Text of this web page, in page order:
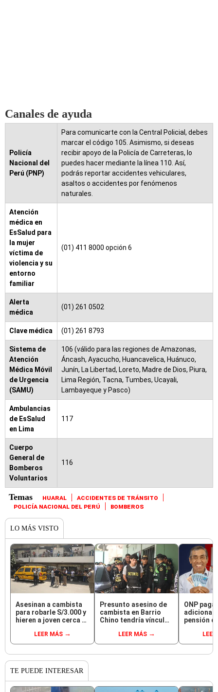
Canales de ayuda
Policía
Nacional del
Perú (PNP)
Para comunicarte con la Central Policial, debes
marcar el código 105. Asimismo, si deseas
recibir apoyo de la Policía de Carreteras, lo
puedes hacer mediante la línea 110. Así,
podrás reportar accidentes vehiculares,
asaltos o accidentes por fenómenos
naturales.
Atención
médica en
EsSalud para
la mujer
víctima de
violencia y su
entorno
familiar
(01) 411 8000 opción 6
Alerta
médica
(01) 261 0502
Clave médica (01) 261 8793
Sistema de
Atención
Médica Móvil
de Urgencia
(SAMU)
106 (válido para las regiones de Amazonas,
Áncash, Ayacucho, Huancavelica, Huánuco,
Junín, La Libertad, Loreto, Madre de Dios, Piura,
Lima Región, Tacna, Tumbes, Ucayali,
Lambayeque y Pasco)
Ambulancias
de EsSalud
en Lima
117
Cuerpo
General de
Bomberos
Voluntarios
116
HUARAL
ACCIDENTES DE TRÁNSITO
POLICÍA NACIONAL DEL PERÚ
BOMBEROS
LO MÁS VISTO
Asesinan a cambista
para robarle S/3.000 y
hieren a joven cerca al
CercadoLEER MÁS
Presunto asesino de
cambista en Barrio
Chino tendría vínculos
PNP revela marcaje
LEER MÁS
ONP
adicional
pensión
este
saber si
TE PUEDE INTERESAR